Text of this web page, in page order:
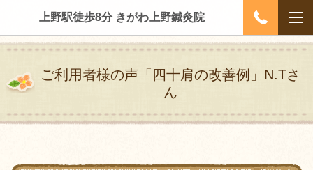
上野駅徒歩8分 きがわ上野鍼灸院
ご利用者様の声「四十肩の改善例」N.Tさ
ん